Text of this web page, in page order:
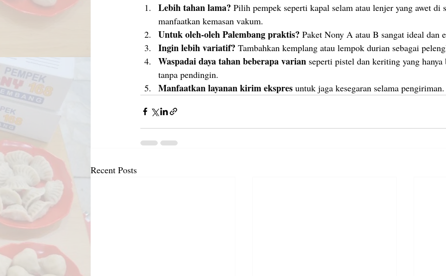
Lebih tahan lama? Pilih pempek seperti kapal selam atau lenjer yang awet di
manfaatkan kemasan vakum.
Untuk oleh-oleh Palembang praktis? Paket Nony A atau B sangat ideal dan
Ingin lebih variatif? Tambahkan kemplang atau lempok durian sebagai
Waspadai daya tahan beberapa varian seperti pistel dan keriting yang
tanpa pendingin.
Manfaatkan layanan kirim ekspres untuk jaga kesegaran selama pengiriman.
Recent Posts